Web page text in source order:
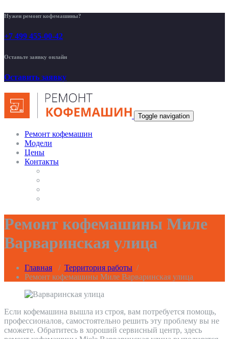
Нужен ремонт кофемашины?
+7 499 455-00-42
Оставьте заявку онлайн
Оставить заявку
Toggle navigation
Ремонт кофемашин
Модели
Цены
Контакты
Ремонт кофемашины Миле
Варваринская улица
Главная / Территория работы /
Ремонт кофемашины Миле Варваринская улица
Если кофемашина вышла из строя, вам потребуется помощь,
профессионалов, самостоятельно решить эту проблему вы не
сможете. Обратитесь в хороший сервисный центр, здесь